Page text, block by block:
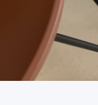
Over ons
Projecten